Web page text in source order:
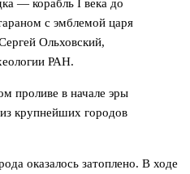
— корабль I века до
с эмблемой царя
Ольховский,
РАН.
проливе в начале эры
крупнейших городов
оказалось затоплено. В ходе